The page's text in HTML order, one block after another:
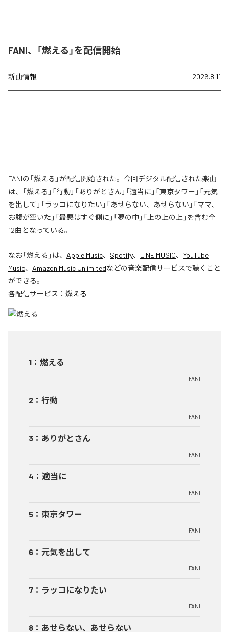
FANI、「燃える」を配信開始
新曲情報 2026.8.11
FANIの「燃える」が配信開始された。今回デジタル配信された楽曲
は、「燃える」「行動」「ありがとさん」「適当に」「東京タワー」「元気
を出して」「ラッコになりたい」「あせらない、あせらない」「ママ、
お腹が空いた」「最悪はすぐ側に」「夢の中」「上の上の上」を含む全
12曲となっている。
なお「燃える 」は、 Apple Music、 Spotify、 LINE MUSIC、 YouTube
Music、 Amazon Music Unlimitedなどの音楽配信サービスで聴くこと
ができる。
各配信サービス： 燃える
1 ： 燃える
FANI
2 ： 行動
FANI
3 ： ありがとさん
FANI
4 ： 適当に
FANI
5 ： 東京タワー
FANI
6 ： 元気を出して
FANI
7 ： ラッコになりたい
FANI
8 ： あせらない、あせらない